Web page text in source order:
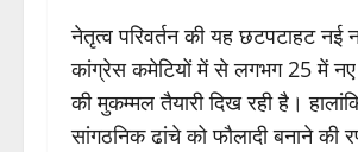
नेतृत्व परिवर्तन की यह छटपटाहट
कांग्रेस कमेटियों में से लगभग 25 में नए
की मुकम्मल तैयारी दिख रही है।
सांगठनिक ढांचे को फौलादी बनाने की